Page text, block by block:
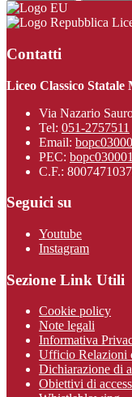
Contatti
Liceo Classico
Via Nazario
Tel: 051-2757511
Email:
PEC:
C.F.:
Seguici su
Youtube
Instagram
Sezione Link Utili
Cookie policy
Note legali
Informativa
Ufficio Relazioni
Dichiarazione di
Obiettivi di